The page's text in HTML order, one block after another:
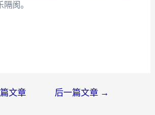
阂。
文章 后一篇文章 →